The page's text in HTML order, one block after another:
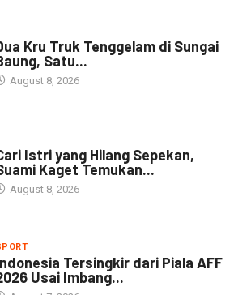
Kru Truk Tenggelam di Sungai
Satu...
August 8, 2026
Istri yang Hilang Sepekan,
Kaget Temukan...
August 8, 2026
Tersingkir dari Piala AFF
Usai Imbang...